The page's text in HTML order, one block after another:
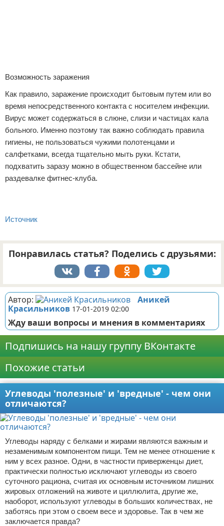
Возможность заражения
Как правило, заражение происходит бытовым путем или во
время непосредственного контакта с носителем инфекции.
Вирус может содержаться в слюне, слизи и частицах кала
больного. Именно поэтому так важно соблюдать правила
гигиены, не пользоваться чужими полотенцами и
салфетками, всегда тщательно мыть руки. Кстати,
подхватить заразу можно в общественном бассейне или
раздевалке фитнес-клуба.
Источник
Понравилась статья? Поделись с друзьями:
Автор:
Аникей
Красильников 17-01-2019 02:00
Жду ваши вопросы и мнения в комментариях
Подпишись на нашу группу ВКонтакте
Похожие статьи
Углеводы 'полезные' и 'вредные' - чем они
отличаются?
Углеводы наряду с белками и жирами являются важным и
незаменимым компонентом пищи. Тем не менее отношение к
ним у всех разное. Одни, в частности приверженцы диет,
практически полностью исключают углеводы из своего
суточного рациона, считая их основным источником лишних
жировых отложений на животе и циллюлита, другие же,
наоборот, используют углеводы в больших количествах, не
заботясь при этом о своем весе и здоровье. Так в чем же
заключается правда?